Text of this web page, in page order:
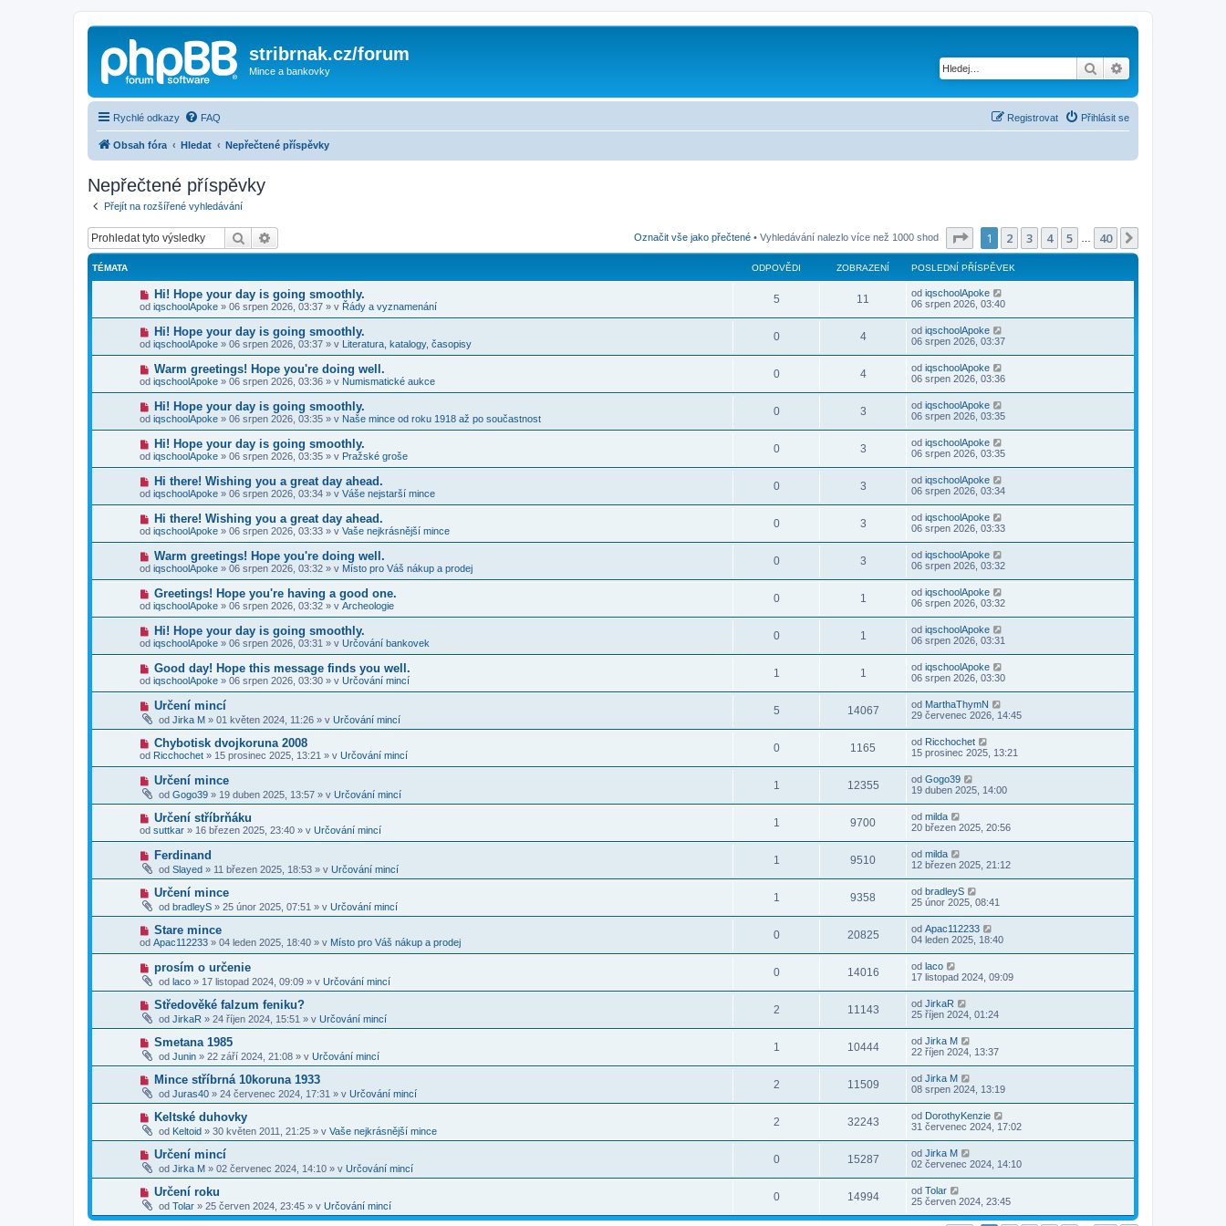
stribrnak.cz/forum
Mince a bankovky Hledat
Rychlé odkazy FAQ Přihlásit se
Registrovat
Obsah fóra Hledat Nepřečtené příspěvky
Nepřečtené příspěvky
Přejít na rozšířené vyhledávání
Hledat Označit vše jako přečtené • Vyhledávání nalezlo více než 1000 shod Stránka z 40
1 2 3 4 5 40
TÉMATA ODPOVĚDI ZOBRAZENÍ POSLEDNÍ PŘÍSPĚVEK
N
o
v
ý
p
ř
í
s
p
ě
v
e
k
Hi! Hope your day is going smoothly.
od iqschoolApoke » 06 srpen 2026, 03:37 » v Řády a vyznamenání
5 11 od iqschoolApoke
06 srpen 2026, 03:40
N
o
v
ý
p
ř
í
p
ě
v
e
k
Hi! Hope your day is going smoothly.
od iqschoolApoke » 06 srpen 2026, 03:37 » v Literatura, katalogy, časopisy
0 4 od iqschoolApoke
06 srpen 2026, 03:37
N
o
v
ý
p
ř
í
p
ě
v
e
k
Warm greetings! Hope you're doing well.
od iqschoolApoke » 06 srpen 2026, 03:36 » v Numismatické aukce
0 4 od iqschoolApoke
06 srpen 2026, 03:36
N
o
v
ý
p
ř
í
p
ě
v
e
k
Hi! Hope your day is going smoothly.
od iqschoolApoke » 06 srpen 2026, 03:35 » v Naše mince od roku 1918 až po součastnost
0 3 od iqschoolApoke
06 srpen 2026, 03:35
N
o
v
ý
p
ř
í
p
ě
v
e
k
Hi! Hope your day is going smoothly.
od iqschoolApoke » 06 srpen 2026, 03:35 » v Pražské groše
0 3 od iqschoolApoke
06 srpen 2026, 03:35
N
o
v
ý
p
ř
í
s
p
ě
v
e
k
Hi there! Wishing you a great day ahead.
od iqschoolApoke » 06 srpen 2026, 03:34 » v Váše nejstarší mince
0 3 od iqschoolApoke
06 srpen 2026, 03:34
N
o
v
ý
p
ř
í
s
p
ě
v
e
k
Hi there! Wishing you a great day ahead.
od iqschoolApoke » 06 srpen 2026, 03:33 » v Vaše nejkrásnější mince
0 3 od iqschoolApoke
06 srpen 2026, 03:33
N
o
v
p
ř
í
p
ě
v
e
k
Warm greetings! Hope you're doing well.
od iqschoolApoke » 06 srpen 2026, 03:32 » v Místo pro Váš nákup a prodej
0 3 od iqschoolApoke
06 srpen 2026, 03:32
N
o
v
ý
p
ř
í
s
p
ě
v
e
k
Greetings! Hope you're having a good one.
od iqschoolApoke » 06 srpen 2026, 03:32 » v Archeologie
0 1 od iqschoolApoke
06 srpen 2026, 03:32
N
o
v
p
ř
í
s
p
ě
v
e
k
Hi! Hope your day is going smoothly.
od iqschoolApoke » 06 srpen 2026, 03:31 » v Určování bankovek
0 1 od iqschoolApoke
06 srpen 2026, 03:31
N
o
v
ý
p
ř
í
s
p
ě
v
e
k
Good day! Hope this message finds you well.
od iqschoolApoke » 06 srpen 2026, 03:30 » v Určování mincí
1 1 od iqschoolApoke
06 srpen 2026, 03:30
N
v
p
ř
í
s
p
ě
v
e
k
Určení mincí
od Jirka M » 01 květen 2024, 11:26 » v Určování mincí
5 14067 od MarthaThymN
29 červenec 2026, 14:45
N
o
v
ý
p
ř
í
s
p
ě
v
e
k
Chybotisk dvojkoruna 2008
od Ricchochet » 15 prosinec 2025, 13:21 » v Určování mincí
0 1165 od Ricchochet
15 prosinec 2025, 13:21
N
v
ý
p
ř
í
p
ě
v
e
k
Určení mince
od Gogo39 » 19 duben 2025, 13:57 » v Určování mincí
1 12355 od Gogo39
19 duben 2025, 14:00
N
o
v
ý
p
ř
í
s
p
ě
v
e
k
Určení stříbrňáku
od suttkar » 16 březen 2025, 23:40 » v Určování mincí
1 9700 od milda
20 březen 2025, 20:56
N
v
ý
p
ř
í
s
p
ě
e
k
Ferdinand
od Slayed » 11 březen 2025, 18:53 » v Určování mincí
1 9510 od milda
12 březen 2025, 21:12
N
v
ý
p
ř
í
s
p
ě
v
e
k
Určení mince
od bradleyS » 25 únor 2025, 07:51 » v Určování mincí
1 9358 od bradleyS
25 únor 2025, 08:41
N
o
v
ř
í
s
p
ě
v
e
k
Stare mince
od Apac112233 » 04 leden 2025, 18:40 » v Místo pro Váš nákup a prodej
0 20825 od Apac112233
04 leden 2025, 18:40
N
o
v
ý
p
ř
í
s
p
ě
v
e
k
prosím o určenie
od laco » 17 listopad 2024, 09:09 » v Určování mincí
0 14016 od laco
17 listopad 2024, 09:09
N
v
ý
p
ř
í
p
ě
v
e
k
Středověké falzum feniku?
od JirkaR » 24 říjen 2024, 15:51 » v Určování mincí
2 11143 od JirkaR
25 říjen 2024, 01:24
N
v
ý
p
ř
í
p
ě
v
e
k
Smetana 1985
od Junin » 22 září 2024, 21:08 » v Určování mincí
1 10444 od Jirka M
22 říjen 2024, 13:37
N
v
ý
p
ř
í
s
p
ě
v
e
k
Mince stříbrná 10koruna 1933
od Juras40 » 24 červenec 2024, 17:31 » v Určování mincí
2 11509 od Jirka M
08 srpen 2024, 13:19
N
v
ý
p
ř
í
s
p
ě
Keltské duhovky
od Keltoid » 30 květen 2011, 21:25 » v Vaše nejkrásnější mince
2 32243 od DorothyKenzie
31 červenec 2024, 17:02
N
v
ý
p
ř
í
Určení mincí
od Jirka M » 02 červenec 2024, 14:10 » v Určování mincí
0 15287 od Jirka M
02 červenec 2024, 14:10
N
v
ý
Určení roku
od Tolar » 25 červen 2024, 23:45 » v Určování mincí
0 14994 od Tolar
25 červen 2024, 23:45